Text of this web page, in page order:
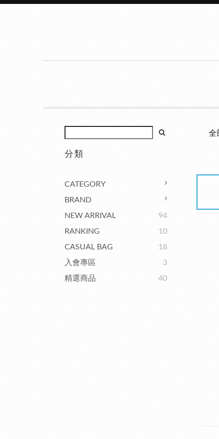
分類
CATEGORY
BRAND
NEW ARRIVAL
94
RANKING
10
CASUAL BAG
18
入會專區
3
精選商品
40
全